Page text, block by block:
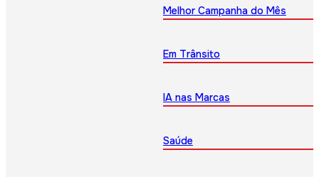
Melhor Campanha do Mês
Em Trânsito
IA nas Marcas
Saúde